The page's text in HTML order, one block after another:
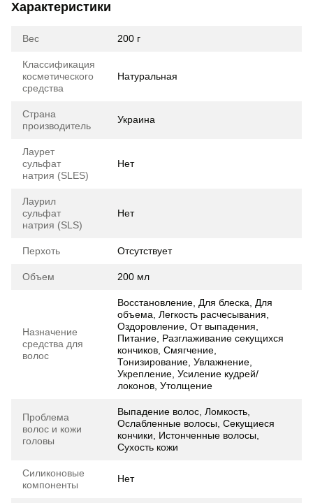
Характеристики
Вес 200 г
Классификация
косметического
средства
Натуральная
Страна
производитель
Украина
Лаурет
сульфат
натрия (SLES)
Нет
Лаурил
сульфат
натрия (SLS)
Нет
Перхоть Отсутствует
Объем 200 мл
Назначение
средства для
волос
Восстановление, Для блеска, Для
объема, Легкость расчесывания,
Оздоровление, От выпадения,
Питание, Разглаживание секущихся
кончиков, Смягчение,
Тонизирование, Увлажнение,
Укрепление, Усиление кудрей/
локонов, Утолщение
Проблема
волос и кожи
головы
Выпадение волос, Ломкость,
Ослабленные волосы, Секущиеся
кончики, Истонченные волосы,
Сухость кожи
Силиконовые
компоненты
Нет